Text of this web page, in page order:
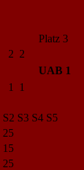
Platz 3
2 2
UAB 1
1 1
S2 S3 S4 S5
25
15
25